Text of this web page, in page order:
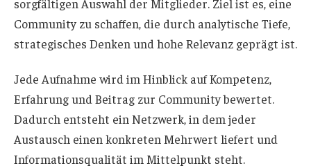
sorgfältigen Auswahl der Mitglieder. Ziel ist es, eine
Community zu schaffen, die durch analytische Tiefe,
strategisches Denken und hohe Relevanz geprägt ist.
Jede Aufnahme wird im Hinblick auf Kompetenz,
Erfahrung und Beitrag zur Community bewertet.
Dadurch entsteht ein Netzwerk, in dem jeder
Austausch einen konkreten Mehrwert liefert und
Informationsqualität im Mittelpunkt steht.